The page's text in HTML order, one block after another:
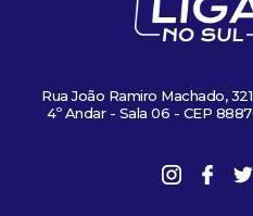
Rua João Ramiro Machado,
4º Andar - Sala 06 - CEP